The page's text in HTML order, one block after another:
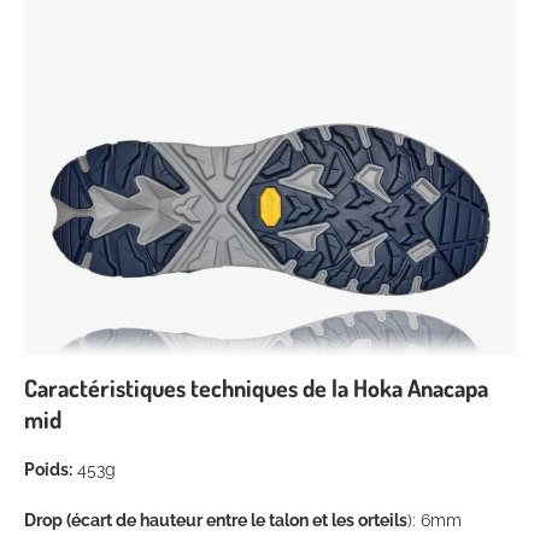
Caractéristiques techniques de la Hoka Anacapa
mid
Poids: 453g
Drop (écart de hauteur entre le talon et les orteils): 6mm